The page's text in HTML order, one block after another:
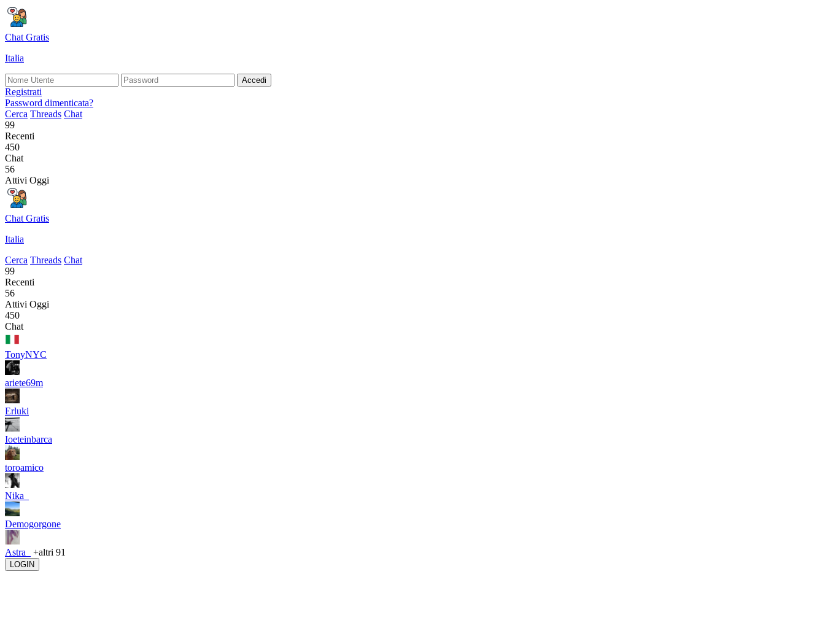
Chat Gratis
Italia
Accedi
Registrati
Password dimenticata?
Cerca Threads Chat
99
Recenti
450
Chat
56
Attivi Oggi
Chat Gratis
Italia
Cerca Threads Chat
99
Recenti
56
Attivi Oggi
450
Chat
TonyNYC
ariete69m
Erluki
Ioeteinbarca
toroamico
Nika_
Demogorgone
Astra_ +altri 91
LOGIN